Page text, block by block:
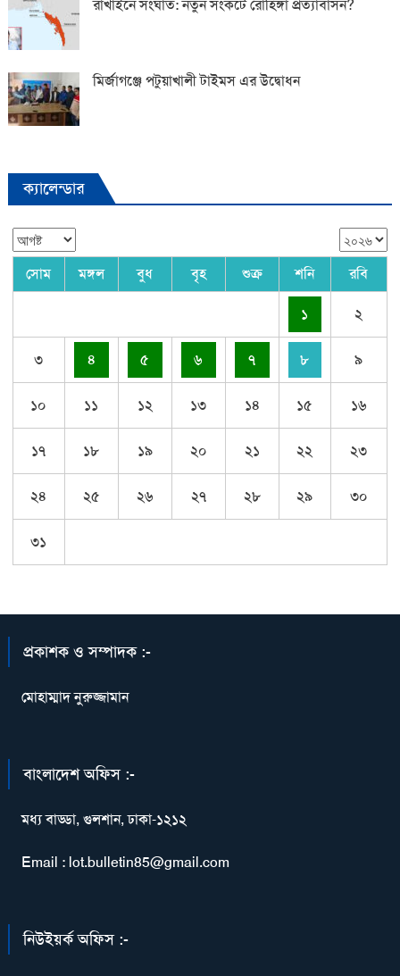
রাখাইনে সংঘাত: নতুন সংকটে রোহিঙ্গা প্রত্যাবাসন?
মির্জাগঞ্জে পটুয়াখালী টাইমস এর উদ্বোধন
ক্যালেন্ডার
সোম মঙ্গল বুধ বৃহ শুক্র শনি রবি
১ ২
৩ ৪ ৫ ৬ ৭ ৮ ৯
১০ ১১ ১২ ১৩ ১৪ ১৫ ১৬
১৭ ১৮ ১৯ ২০ ২১ ২২ ২৩
২৪ ২৫ ২৬ ২৭ ২৮ ২৯ ৩০
৩১
প্রকাশক ও সম্পাদক :-
মোহাম্মাদ নুরুজ্জামান
বাংলাদেশ অফিস :-
মধ্য বাড্ডা, গুলশান, ঢাকা-১২১২
Email : lot.bulletin85@gmail.com
নিউইয়র্ক অফিস :-